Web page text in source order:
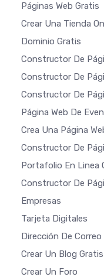
Páginas Web Gratis
Crear Una Tienda
Dominio Gratis
Constructor De
Constructor De
Constructor De
Página Web De
Crea Una Página
Constructor De
Portafolio En Linea
Constructor De
Empresas
Tarjeta Digitales
Dirección De
Crear Un Blog Gratis
Crear Un Foro